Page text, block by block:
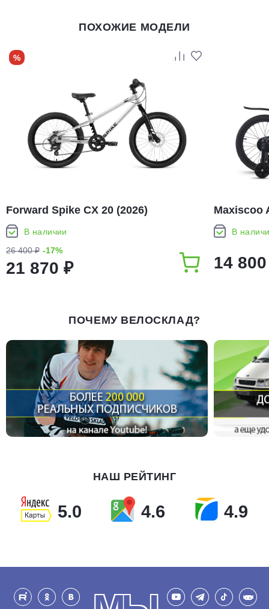
ПОХОЖИЕ МОДЕЛИ
%
Forward Spike CX 20 (2026)
В наличии
26 400 ₽ -17%
21 870 ₽
Maxiscoo
В
14
ПОЧЕМУ ВЕЛОСКЛАД?
НАШ РЕЙТИНГ
5.0 4.6 4.9